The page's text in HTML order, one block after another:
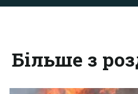
Більше з